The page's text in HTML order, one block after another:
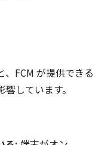
FCM が提供できる
しています。